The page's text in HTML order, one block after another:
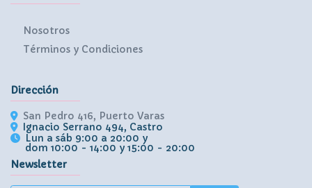
Nosotros
Términos y Condiciones
Dirección
San Pedro 416, Puerto Varas
Ignacio Serrano 494, Castro
Lun a sáb 9:00 a 20:00 y
dom 10:00 - 14:00 y 15:00 - 20:00
Newsletter